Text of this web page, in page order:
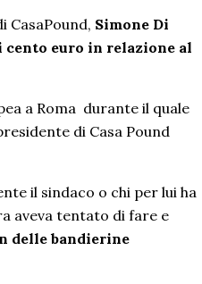
CasaPound, Simone Di
cento euro in relazione al
a Roma durante il quale
di Casa Pound
il sindaco o chi per lui ha
aveva tentato di fare e
delle bandierine